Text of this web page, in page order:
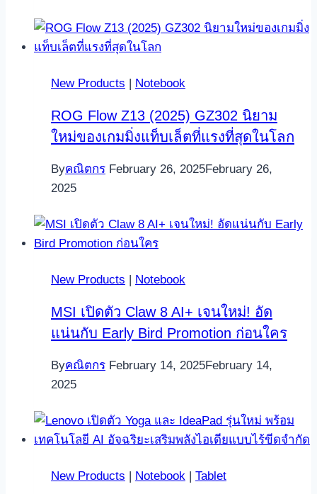
New Products | Notebook
ROG Flow Z13 (2025) GZ302 นิยาม
ใหม่ของเกมมิ่งแท็บเล็ตที่แรงที่สุดในโลก
Byคณิตกร February 26, 2025February 26,
2025
New Products | Notebook
MSI เปิดตัว Claw 8 AI+ เจนใหม่! อัด
แน่นกับ Early Bird Promotion ก่อนใคร
Byคณิตกร February 14, 2025February 14,
2025
New Products | Notebook | Tablet